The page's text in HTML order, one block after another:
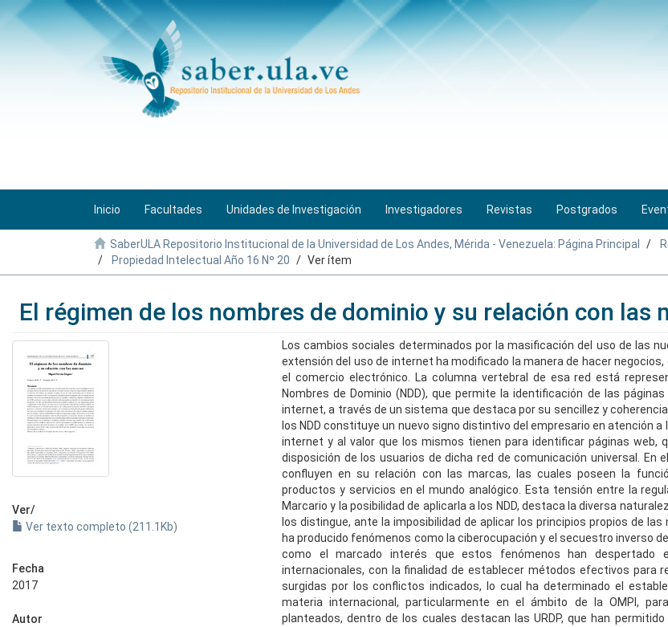
Inicio Facultades Unidades de Investigación Investigadores Revistas Postgrados
SaberULA Repositorio Institucional de la Universidad de Los Andes, Mérida - Venezuela: Página Principal
Propiedad Intelectual Año 16 Nº 20
Ver ítem
El régimen de los nombres de dominio y su relación con las
Ver/
Ver texto completo (211.1Kb)
Fecha
2017
Autor
Los cambios sociales determinados por la masificación del uso de las
extensión del uso de internet ha modificado la manera de hacer
el comercio electrónico. La columna vertebral de esa red está
Nombres de Dominio (NDD), que permite la identificación de las
internet, a través de un sistema que destaca por su sencillez y
los NDD constituye un nuevo signo distintivo del empresario en atención a
internet y al valor que los mismos tienen para identificar páginas web,
disposición de los usuarios de dicha red de comunicación universal. En
confluyen en su relación con las marcas, las cuales poseen la
productos y servicios en el mundo analógico. Esta tensión entre la
Marcario y la posibilidad de aplicarla a los NDD, destaca la diversa
los distingue, ante la imposibilidad de aplicar los principios propios de las
ha producido fenómenos como la ciberocupación y el secuestro inverso
como el marcado interés que estos fenómenos han despertado
internacionales, con la finalidad de establecer métodos efectivos para
surgidas por los conflictos indicados, lo cual ha determinado el
materia internacional, particularmente en el ámbito de la OMPI,
planteados, dentro de los cuales destacan las URDP, que han